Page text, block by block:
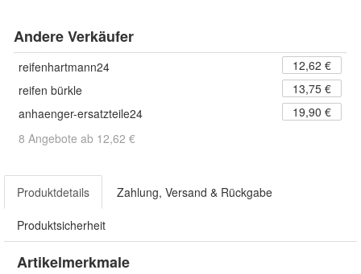
Andere Verkäufer
reifenhartmann24
12,62 €
reifen bürkle
13,75 €
anhaenger-ersatzteile24
19,90 €
8 Angebote ab 12,62 €
Produktdetails Zahlung, Versand & Rückgabe
Produktsicherheit
Artikelmerkmale